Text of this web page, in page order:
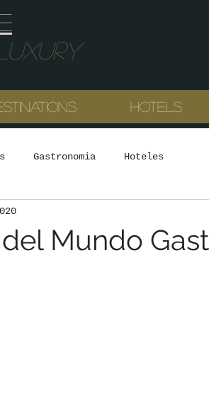
Hotels
Gastronomia Hoteles
Mundo